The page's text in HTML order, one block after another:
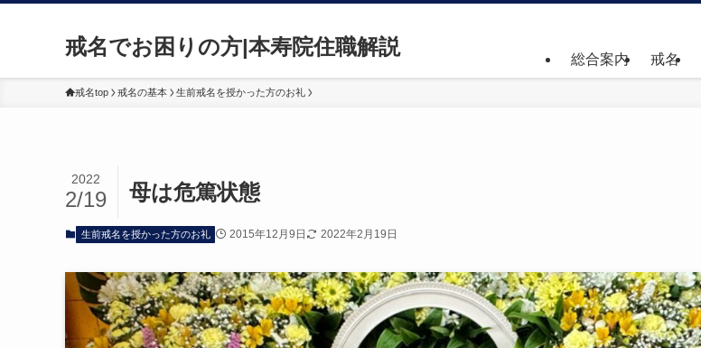
戒名でお困りの方|本寿院住職解説 総合案内 戒名
戒名top 戒名の基本 生前戒名を授かった方のお礼
母は危篤状態
2022
2/19
生前戒名を授かった方のお礼 2015年12月9日 2022年2月19日